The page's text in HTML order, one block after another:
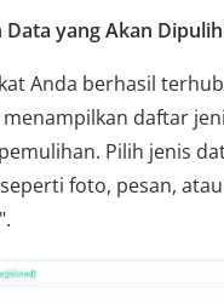
Data yang Akan
Anda berhasil
daftar
Pilih jenis
foto, pesan,